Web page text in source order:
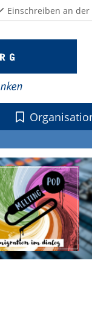
Einschreiben an der